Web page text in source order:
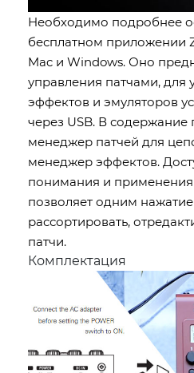
Необходимо подробнее
бесплатном приложении
Mac и Windows. Оно
управления патчами, для
эффектов и эмуляторов
через USB. В
менеджер патчей для
менеджер эффектов.
понимания и
позволяет одним
рассортировать,
патчи.
Комплектация